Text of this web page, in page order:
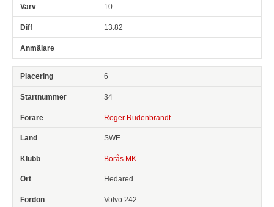
10
13.82
6
34
Roger Rudenbrandt
SWE
Borås MK
Hedared
Volvo 242